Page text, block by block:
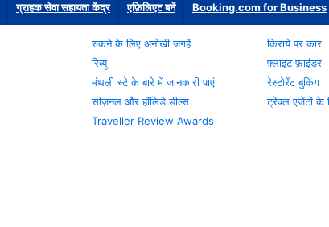
ग्राहक सेवा सहायता केंद्र एफ़िलिएट बनें Booking.com for Business
रुकने के लिए अनोखी जगहें
रिव्यू
मंथली स्टे के बारे में जानकारी पाएं
सीज़नल और हॉलिडे डील्स
Traveller Review Awards
किराये पर कार
फ़्लाइट फ़ाइंडर
रेस्टोरेंट बुकिंग
ट्रेवल एजेंटों के